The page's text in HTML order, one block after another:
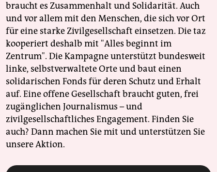
braucht es Zusammenhalt und Solidarität. Auch
und vor allem mit den Menschen, die sich vor Ort
für eine starke Zivilgesellschaft einsetzen. Die taz
kooperiert deshalb mit "Alles beginnt im
Zentrum". Die Kampagne unterstützt bundesweit
linke, selbstverwaltete Orte und baut einen
solidarischen Fonds für deren Schutz und Erhalt
auf. Eine offene Gesellschaft braucht guten, frei
zugänglichen Journalismus – und
zivilgesellschaftliches Engagement. Finden Sie
auch? Dann machen Sie mit und unterstützen Sie
unsere Aktion.